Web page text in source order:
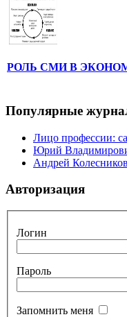
РОЛЬ СМИ В
Популярные
Лицо профессии:
Юрий
Андрей Колесников
Авторизация
Логин
Пароль
Запомнить меня